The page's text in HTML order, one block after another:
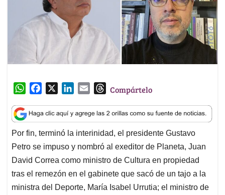
W
a
t
s
A
p
p
c
e
b
o
o
k
n
k
e
d
I
n
a
i
l
T
r
e
a
d
s
Compártelo
Por fin, terminó la interinidad, el presidente Gustavo
Petro se impuso y nombró al exeditor de Planeta, Juan
David Correa como ministro de Cultura en propiedad
tras el remezón en el gabinete que sacó de un tajo a la
ministra del Deporte, María Isabel Urrutia; el ministro de